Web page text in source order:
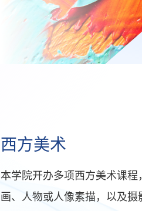
西方美术
本学院开办多项西方美术课
画、人物或人像素描，以及